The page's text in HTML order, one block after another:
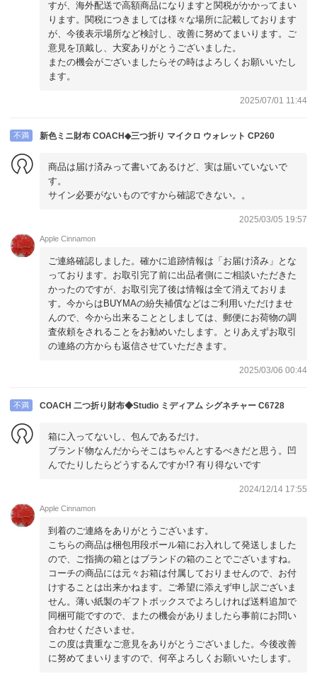
すが、海外配送で高額商品になりますと関税がかかってまい
ります。関税につきましては様々な場所に記載しております
が、今後表示場所など検討し、改善に努めてまいります。ご
意見を頂戴し、大変ありがとうございました。
またの機会がございましたらその時はよろしくお願いいたし
ます。
2025/07/01 11:44
不満 新色ミニ財布 COACH◆三つ折り マイクロ ウォレット CP260
商品は届け済みって書いてあるけど、実は届いていないで
す。
サイン必要がないものですから確認できない。。
2025/03/05 19:57
Apple Cinnamon
ご連絡確認しました。確かに追跡情報は「お届け済み」とな
っております。お取引完了前に出品者側にご相談いただきた
かったのですが、お取引完了後は情報は全て消えておりま
す。今からはBUYMAの紛失補償などはご利用いただけませ
んので、今から出来ることとしましては、郵便にお荷物の調
査依頼をされることをお勧めいたします。とりあえずお取引
の連絡の方からも返信させていただきます。
2025/03/06 00:44
不満 COACH 二つ折り財布◆Studio ミディアム シグネチャー C6728
箱に入ってないし、包んであるだけ。
ブランド物なんだからそこはちゃんとするべきだと思う。凹
んでたりしたらどうするんですか!? 有り得ないです
2024/12/14 17:55
Apple Cinnamon
到着のご連絡をありがとうございます。
こちらの商品は梱包用段ボール箱にお入れして発送しました
ので、ご指摘の箱とはブランドの箱のことでございますね。
コーチの商品には元々お箱は付属しておりませんので、お付
けすることは出来かねます。ご希望に添えず申し訳ございま
せん。薄い紙製のギフトボックスでよろしければ送料追加で
同梱可能ですので、またの機会がありましたら事前にお問い
合わせくださいませ。
この度は貴重なご意見をありがとうございました。今後改善
に努めてまいりますので、何卒よろしくお願いいたします。